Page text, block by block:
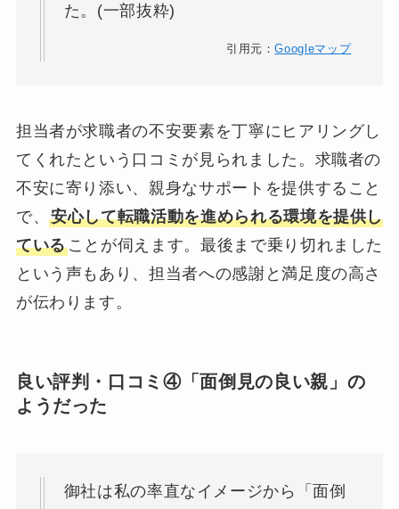
た。(一部抜粋)
引用元：Googleマップ
担当者が求職者の不安要素を丁寧にヒアリングし
てくれたという口コミが見られました。求職者の
不安に寄り添い、親身なサポートを提供すること
で、安心して転職活動を進められる環境を提供し
ていることが伺えます。最後まで乗り切れました
という声もあり、担当者への感謝と満足度の高さ
が伝わります。
良い評判・口コミ④「面倒見の良い親」の
ようだった
御社は私の率直なイメージから「面倒